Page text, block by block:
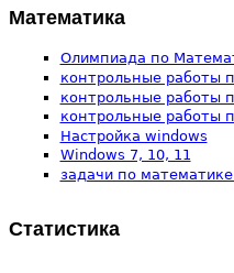
Математика
Олимпиада по
контрольные работы
контрольные работы
контрольные работы
Настройка windows
Windows 7, 10, 11
задачи по
Статистика